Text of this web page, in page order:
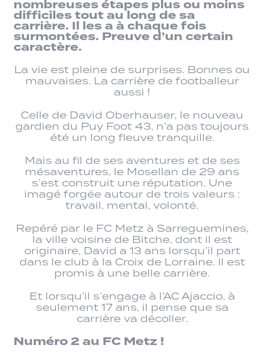
nombreuses étapes plus ou moins
difficiles tout au long de sa
carrière. Il les a à chaque fois
surmontées. Preuve d’un certain
caractère.
La vie est pleine de surprises. Bonnes ou
mauvaises. La carrière de footballeur
aussi !
Celle de David Oberhauser, le nouveau
gardien du Puy Foot 43, n’a pas toujours
été un long fleuve tranquille.
Mais au fil de ses aventures et de ses
mésaventures, le Mosellan de 29 ans
s’est construit une réputation. Une
imagé forgée autour de trois valeurs :
travail, mental, volonté.
Repéré par le FC Metz à Sarreguemines,
la ville voisine de Bitche, dont il est
originaire, David a 13 ans lorsqu’il part
dans le club à la Croix de Lorraine. Il est
promis à une belle carrière.
Et lorsqu’il s’engage à l’AC Ajaccio, à
seulement 17 ans, il pense que sa
carrière va décoller.
Numéro 2 au FC Metz !